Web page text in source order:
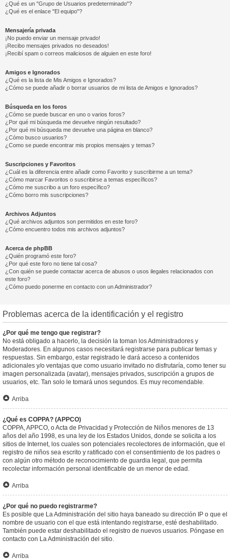
¿Qué es un "Grupo de Usuarios predeterminado"?
¿Qué es el enlace "El equipo"?
Mensajería privada
¡No puedo enviar un mensaje privado!
¡Recibo mensajes privados no deseados!
¡Recibí spam o correos maliciosos de alguien en este foro!
Amigos e Ignorados
¿Qué es la lista de Mis Amigos e Ignorados?
¿Cómo se puede añadir o borrar usuarios de mi lista de Amigos e Ignorados?
Búsqueda en los foros
¿Cómo se puede buscar en uno o varios foros?
¿Por qué mi búsqueda me devuelve ningún resultado?
¿Por qué mi búsqueda me devuelve una página en blanco?
¿Cómo busco usuarios?
¿Como se puede encontrar mis propios mensajes y temas?
Suscripciones y Favoritos
¿Cuál es la diferencia entre añadir como Favorito y suscribirme a un tema?
¿Cómo marcar Favoritos o suscribirse a temas específicos?
¿Cómo me suscribo a un foro específico?
¿Cómo borro mis suscripciones?
Archivos Adjuntos
¿Qué archivos adjuntos son permitidos en este foro?
¿Cómo encuentro todos mis archivos adjuntos?
Acerca de phpBB
¿Quién programó este foro?
¿Por qué este foro no tiene tal cosa?
¿Con quién se puede contactar acerca de abusos o usos ilegales relacionados con
este foro?
¿Cómo puedo ponerme en contacto con un Administrador?
Problemas acerca de la identificación y el registro
¿Por qué me tengo que registrar?
No está obligado a hacerlo, la decisión la toman los Administradores y
Moderadores. En algunos casos necesitará registrarse para publicar temas y
respuestas. Sin embargo, estar registrado le dará acceso a contenidos
adicionales y/o ventajas que como usuario invitado no disfrutaría, como tener su
imagen personalizada (avatar), mensajes privados, suscripción a grupos de
usuarios, etc. Tan solo le tomará unos segundos. Es muy recomendable.
Arriba
¿Qué es COPPA? (APPCO)
COPPA, APPCO, o Acta de Privacidad y Protección de Niños menores de 13
años del año 1998, es una ley de los Estados Unidos, donde se solicita a los
sitios de Internet, los cuales son potenciales recolectores de información, que el
registro de niños sea escrito y ratificado con el consentimiento de los padres o
con algún otro método de reconocimiento de guardia legal, que permita
recolectar información personal identificable de un menor de edad.
Arriba
¿Por qué no puedo registrarme?
Es posible que La Administración del sitio haya baneado su dirección IP o que el
nombre de usuario con el que está intentando registrarse, esté deshabilitado.
También puede estar deshabilitado el registro de nuevos usuarios. Póngase en
contacto con La Administración del sitio.
Arriba